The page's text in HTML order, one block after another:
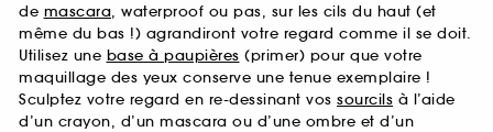
de mascara, waterproof ou pas, sur les cils du haut (et
même du bas !) agrandiront votre regard comme il se doit.
Utilisez une base à paupières (primer) pour que votre
maquillage des yeux conserve une tenue exemplaire !
Sculptez votre regard en re-dessinant vos sourcils à l’aide
d’un crayon, d’un mascara ou d’une ombre et d’un